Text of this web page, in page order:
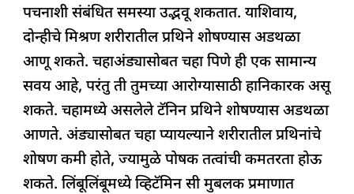
पचनाशी संबंधित समस्या उद्भवू शकतात. याशिवाय,
दोन्हीचे मिश्रण शरीरातील प्रथिने शोषण्यास अडथळा
आणू शकते. चहाअंड्यासोबत चहा पिणे ही एक सामान्य
सवय आहे, परंतु ती तुमच्या आरोग्यासाठी हानिकारक असू
शकते. चहामध्ये असलेले टॅनिन प्रथिने शोषण्यास अडथळा
आणते. अंड्यासोबत चहा प्यायल्याने शरीरातील प्रथिनांचे
शोषण कमी होते, ज्यामुळे पोषक तत्वांची कमतरता होऊ
शकते. लिंबूलिंबूमध्ये व्हिटॅमिन सी मुबलक प्रमाणात